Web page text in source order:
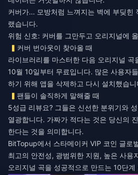
커버가... 모방처럼 느껴지는 벽에 부딪힌
랬습니다.
위험 신호: 커버를 그만두고 오리지널에
커버 번아웃이 찾아올 때
라이브러리를 마스터한 다음 오리지널
10월 10일부터 무료입니다. 많은 사용자
하기 위해 앱을 삭제하고 다시 설치했습니
팬들이 솔직하게 말해줄 때
5성급 리뷰요? 그들은 신선한 분위기와
열광합니다. 가짜가 적다는 것은 당신의
한다는 것을 의미합니다.
BitTopup에서 스타메이커 VIP 코인 글로
최고의 안전성, 광범위한 지원, 높은 사용
오리지널 곡을 성공적으로 만드는 10단계